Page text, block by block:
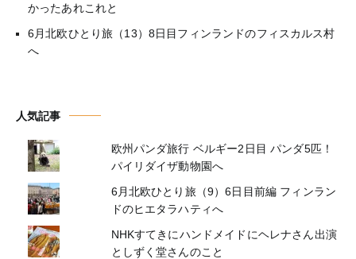
かったあれこれと
6月北欧ひとり旅（13）8日目フィンランドのフィスカルス村
へ
人気記事
欧州パンダ旅行 ベルギー2日目 パンダ5匹！
パイリダイザ動物園へ
6月北欧ひとり旅（9）6日目前編 フィンラン
ドのヒエタラハティへ
NHKすてきにハンドメイドにヘレナさん出演
としずく堂さんのこと